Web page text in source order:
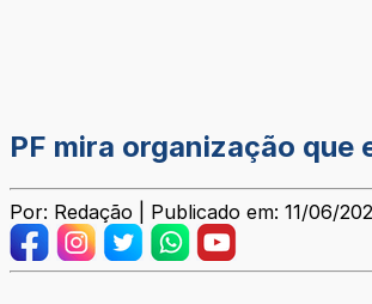
PF mira organização
Por: Redação | Publicado em: 11/06/